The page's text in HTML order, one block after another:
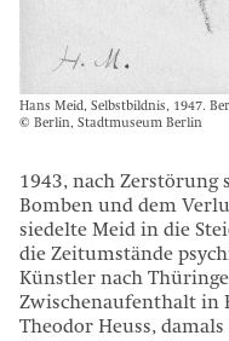
Hans Meid, Selbstbildnis, 1947.
© Berlin, Stadtmuseum Berlin
1943, nach Zerstörung
Bomben und dem
siedelte Meid in die
die Zeitumstände
Künstler nach
Zwischenaufenthalt in
Theodor Heuss,